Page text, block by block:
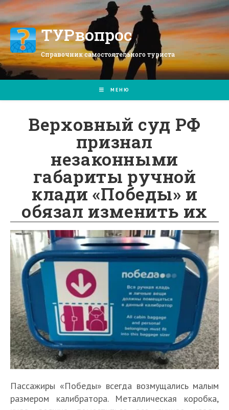
Перейти
к
содержимомуТУРвопрос
Справочник самостоятельного туриста
МЕНЮ
Верховный суд РФ
признал
незаконными
габариты ручной
клади «Победы» и
обязал изменить их
Пассажиры «Победы» всегда возмущались малым
размером калибратора. Металлическая коробка,